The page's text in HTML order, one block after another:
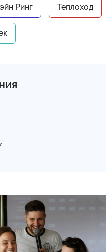
Ринг Теплоход